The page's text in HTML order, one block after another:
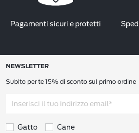
Pagamenti sicuri e protetti
NEWSLETTER
Subito per te 15% di sconto sul primo ordine
Gatto Cane